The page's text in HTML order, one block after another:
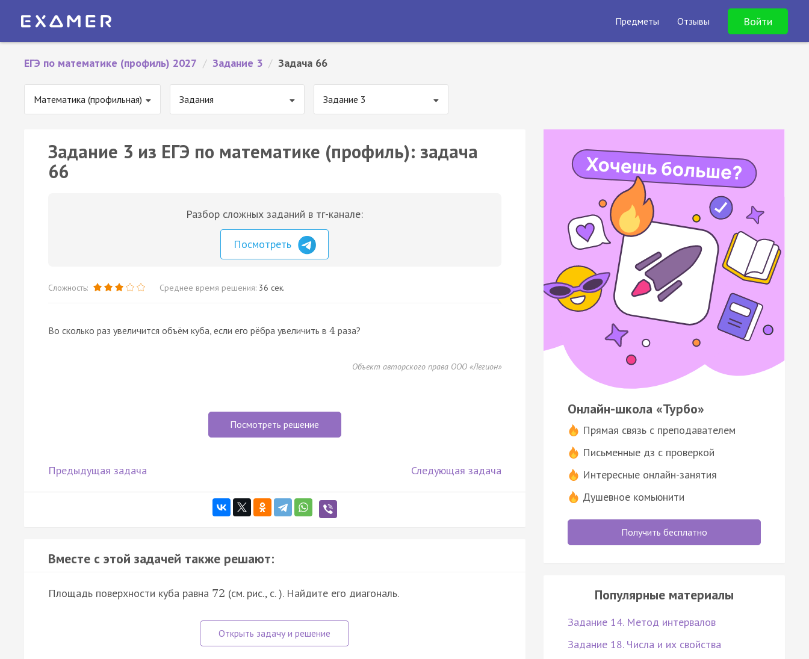
Предметы Отзывы Войти
ЕГЭ по математике (профиль) 2027 / Задание 3 / Задача 66
Математика (профильная) Задания Задание 3
Задание 3 из ЕГЭ по математике (профиль): задача
66
Разбор сложных заданий в тг-канале:
Посмотреть
Сложность: Среднее время решения: 36 сек.
Во сколько раз увеличится объём куба, если его рёбра увеличить в 4 раза?
Объект авторского права ООО «Легион»
Посмотреть решение
Предыдущая задача Следующая задача
Вместе с этой задачей также решают:
Площадь поверхности куба равна 72 (см. рис., с. ). Найдите его диагональ.
Онлайн-школа «Турбо»
Прямая связь с преподавателем
Письменные дз с проверкой
Интересные онлайн-занятия
Душевное комьюнити
Получить бесплатно
Популярные материалы
Задание 14. Метод интервалов
Задание 18. Числа и их свойства